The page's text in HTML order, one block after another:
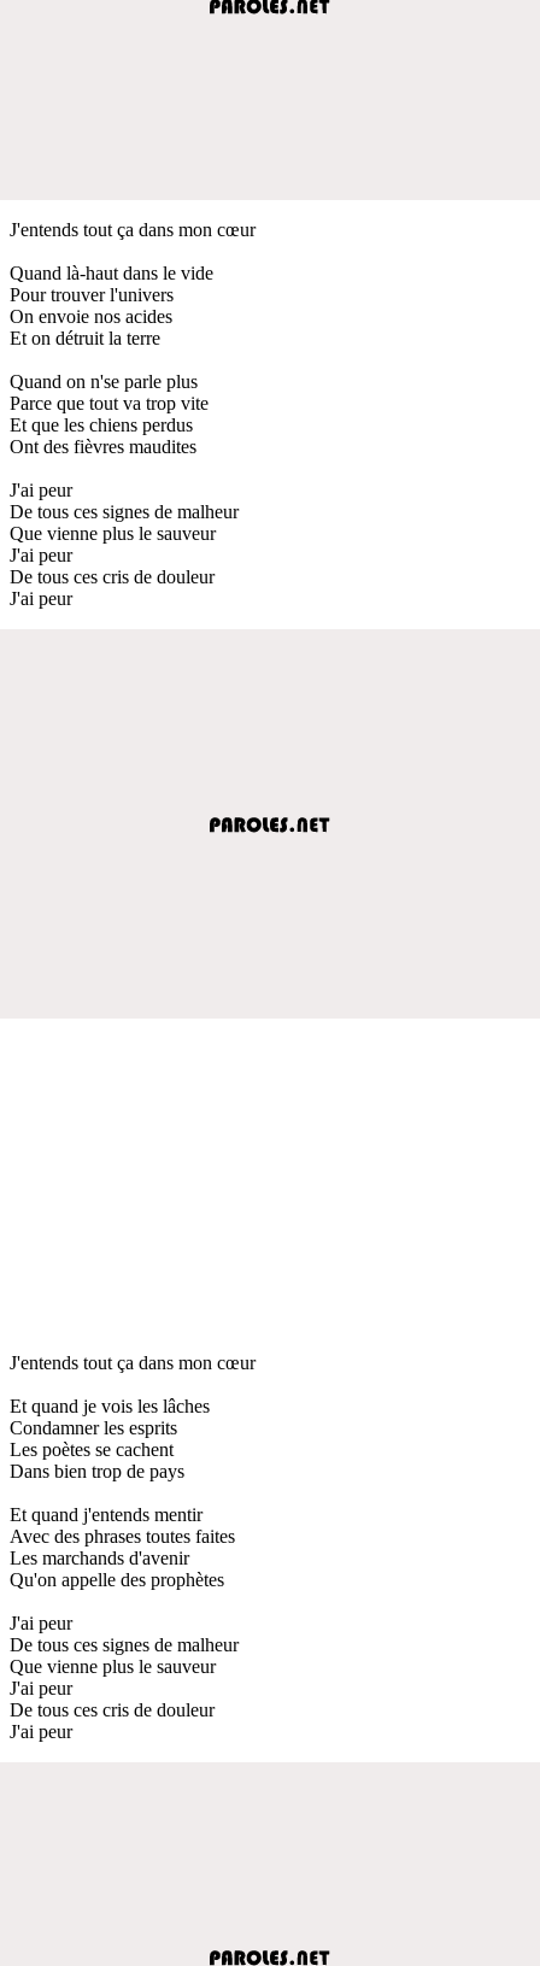
J'entends tout ça dans mon cœur
Quand là-haut dans le vide
Pour trouver l'univers
On envoie nos acides
Et on détruit la terre
Quand on n'se parle plus
Parce que tout va trop vite
Et que les chiens perdus
Ont des fièvres maudites
J'ai peur
De tous ces signes de malheur
Que vienne plus le sauveur
J'ai peur
De tous ces cris de douleur
J'ai peur
J'entends tout ça dans mon cœur
Et quand je vois les lâches
Condamner les esprits
Les poètes se cachent
Dans bien trop de pays
Et quand j'entends mentir
Avec des phrases toutes faites
Les marchands d'avenir
Qu'on appelle des prophètes
J'ai peur
De tous ces signes de malheur
Que vienne plus le sauveur
J'ai peur
De tous ces cris de douleur
J'ai peur